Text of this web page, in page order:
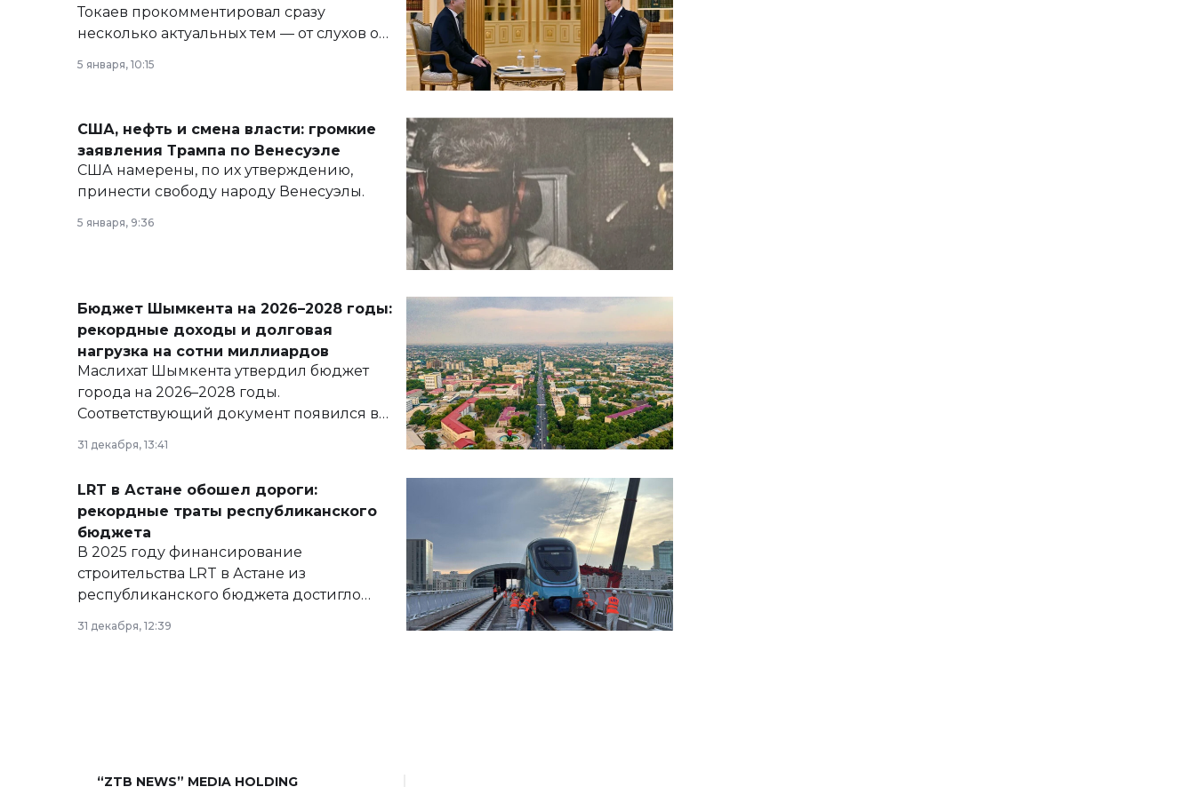
Токаев прокомментировал сразу
несколько актуальных тем — от слухов о
армии, экономики и личного здоровья.
5 января, 10:15
США, нефть и смена власти: громкие
заявления Трампа по Венесуэле
США намерены, по их утверждению,
принести свободу народу Венесуэлы.
5 января, 9:36
Бюджет Шымкента на 2026–2028 годы:
рекордные доходы и долговая
нагрузка на сотни миллиардов
Маслихат Шымкента утвердил бюджет
города на 2026–2028 годы.
Соответствующий документ появился в
базе нормативных правовых актов и на
сайте маслихат города.
31 декабря, 13:41
LRT в Астане обошел дороги:
рекордные траты республиканского
бюджета
В 2025 году финансирование
строительства LRT в Астане из
республиканского бюджета достигло
рекордных объемов.
31 декабря, 12:39
“ZTB NEWS” MEDIA HOLDING